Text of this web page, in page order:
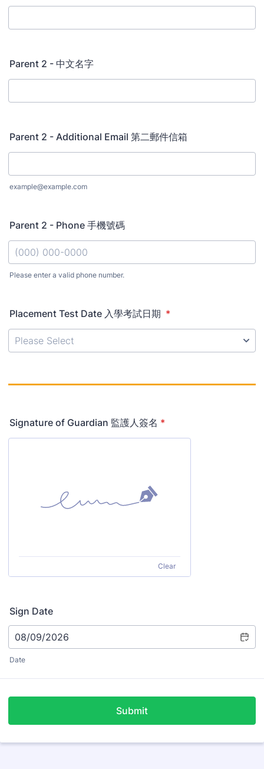
Parent 2 - 中文名字
Parent 2 - Additional Email 第二郵件信箱
example@example.com
Parent 2 - Phone 手機號碼
Please enter a valid phone number.
Placement Test Date 入學考試日期 *
Signature of Guardian 監護人簽名 *
Clear
Sign Date
Date
Submit